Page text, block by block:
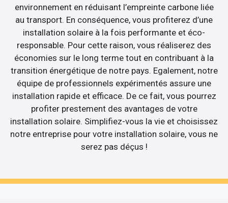
environnement en réduisant l’empreinte carbone liée
au transport. En conséquence, vous profiterez d’une
installation solaire à la fois performante et éco-
responsable. Pour cette raison, vous réaliserez des
économies sur le long terme tout en contribuant à la
transition énergétique de notre pays. Egalement, notre
équipe de professionnels expérimentés assure une
installation rapide et efficace. De ce fait, vous pourrez
profiter prestement des avantages de votre
installation solaire. Simplifiez-vous la vie et choisissez
notre entreprise pour votre installation solaire, vous ne
serez pas déçus !